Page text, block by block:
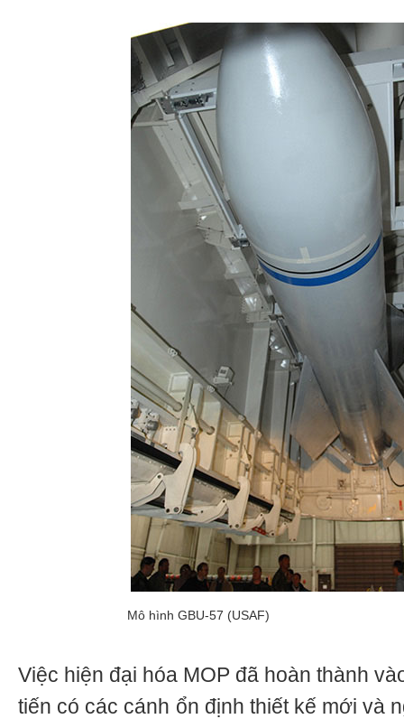
Mô hình GBU-57 (USAF)
Việc hiện đại hóa MOP đã hoàn thành
tiến có các cánh ổn định thiết kế mới và